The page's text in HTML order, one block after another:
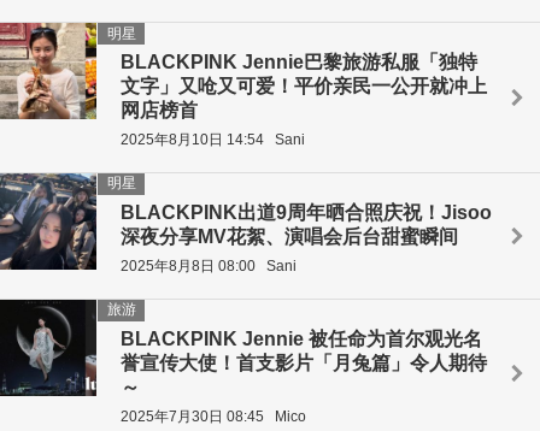
BLACKPINK Jennie巴黎旅游私服「独特
文字」又呛又可爱！平价亲民一公开就冲上
网店榜首
明星
2025年8月10日 14:54 Sani
BLACKPINK出道9周年晒合照庆祝！Jisoo
深夜分享MV花絮、演唱会后台甜蜜瞬间
明星
2025年8月8日 08:00 Sani
BLACKPINK Jennie 被任命为首尔观光名
誉宣传大使！首支影片「月兔篇」令人期待
～
旅游
2025年7月30日 08:45 Mico